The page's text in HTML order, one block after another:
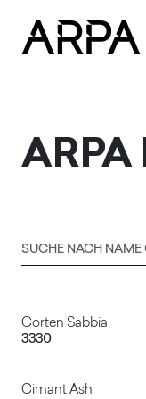
ARPA
Suche nach Name
Corten Sabbia
3330
Container
Cimant Ash
Container